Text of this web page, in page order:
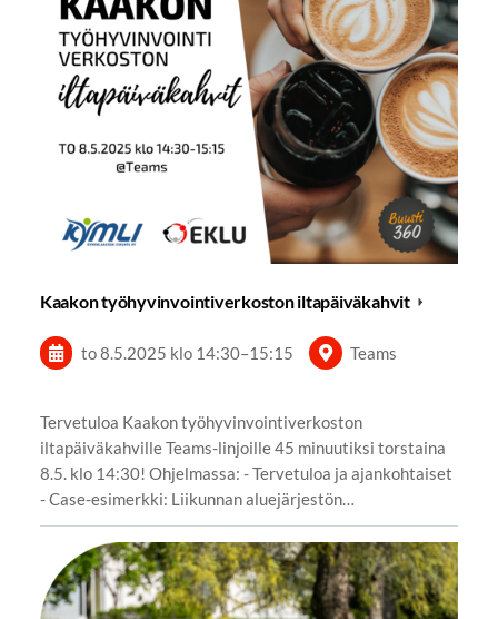
Kaakon työhyvinvointiverkoston iltapäiväkahvit
to 8.5.2025 klo 14:30–15:15 Teams
Tervetuloa Kaakon työhyvinvointiverkoston
iltapäiväkahville Teams-linjoille 45 minuutiksi torstaina
8.5. klo 14:30! Ohjelmassa: - Tervetuloa ja ajankohtaiset
- Case-esimerkki: Liikunnan aluejärjestön…